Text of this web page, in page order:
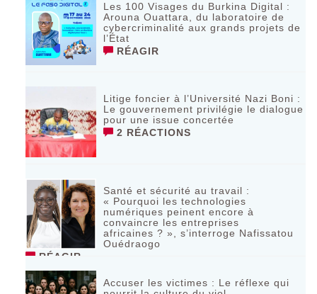
Les 100 Visages du Burkina Digital :
Arouna Ouattara, du laboratoire de
cybercriminalité aux grands projets de
l’État
RÉAGIR
Litige foncier à l’Université Nazi Boni :
Le gouvernement privilégie le dialogue
pour une issue concertée
2 RÉACTIONS
Santé et sécurité au travail :
« Pourquoi les technologies
numériques peinent encore à
convaincre les entreprises
africaines ? », s’interroge Nafissatou
Ouédraogo
RÉAGIR
Accuser les victimes : Le réflexe qui